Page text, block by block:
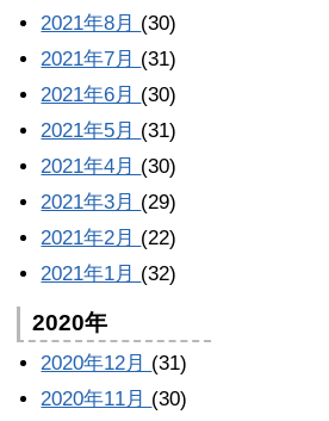
2021年8月 (30)
2021年7月 (31)
2021年6月 (30)
2021年5月 (31)
2021年4月 (30)
2021年3月 (29)
2021年2月 (22)
2021年1月 (32)
2020年
2020年12月 (31)
2020年11月 (30)